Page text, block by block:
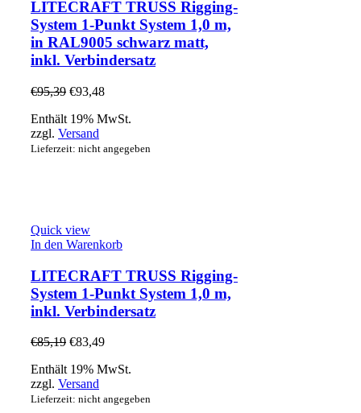
LITECRAFT TRUSS Rigging-
System 1-Punkt System 1,0 m,
in RAL9005 schwarz matt,
inkl. Verbindersatz
€95,39 €93,48
Enthält 19% MwSt.
zzgl. Versand
Lieferzeit: nicht angegeben
Quick view
In den Warenkorb
LITECRAFT TRUSS Rigging-
System 1-Punkt System 1,0 m,
inkl. Verbindersatz
€85,19 €83,49
Enthält 19% MwSt.
zzgl. Versand
Lieferzeit: nicht angegeben